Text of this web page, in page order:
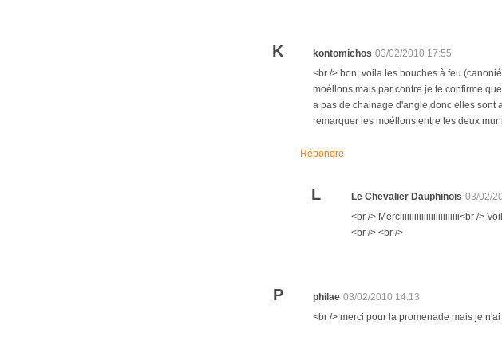
K kontomichos 03/02/2010 17:55
<br /> bon, voila les bouches à feu
moéllons,mais par contre je te confirme
a pas de chainage d'angle,donc elles sont
remarquer les moéllons entre les deux
Répondre
L Le Chevalier Dauphinois 03/02/
<br /> Merciiiiiiiiiiiiiiiiiiiiiiiii<br />
<br /> <br />
P philae 03/02/2010 14:13
<br /> merci pour la promenade mais je